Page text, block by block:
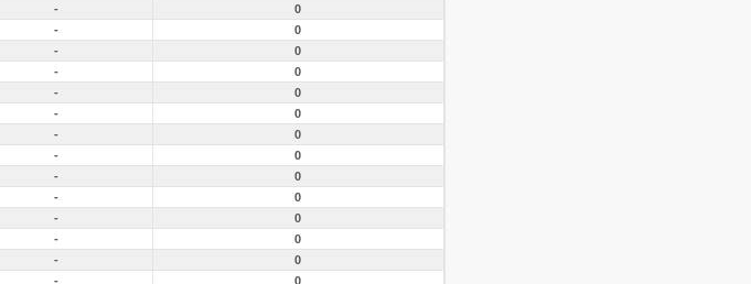
-
0
-
0
-
0
-
0
-
0
-
0
-
0
-
0
-
0
-
0
-
0
-
0
-
0
- 0